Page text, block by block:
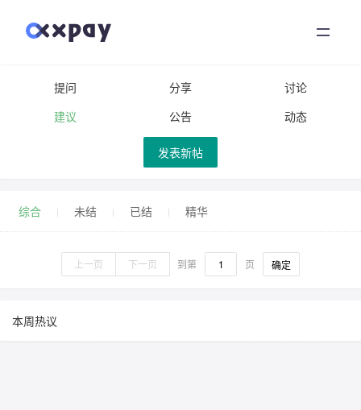
登录
提问 分享
讨论
建议
公告 动态
发表新帖
综合 未结 已结 精华
上一页 下一页 到第 页 确定
本周热议